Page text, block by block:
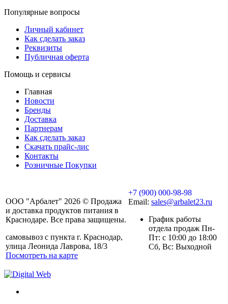
Популярные вопросы
Личный кабинет
Как сделать заказ
Реквизиты
Публичная оферта
Помощь и сервисы
Главная
Новости
Бренды
Доставка
Партнерам
Как сделать заказ
Скачать прайс-лис
Контакты
Розничные Покупки
ООО "Арбалет" 2026 © Продажа
и доставка продуктов питания в
Краснодаре. Все права защищены.
самовывоз с пункта г. Краснодар,
улица Леонида Лаврова, 18/3
Посмотреть на карте
+7 (900) 000-98-98
Email: sales@arbalet23.ru
График работы
отдела продаж Пн-
Пт: с 10:00 до 18:00
Сб, Вс: Выходной